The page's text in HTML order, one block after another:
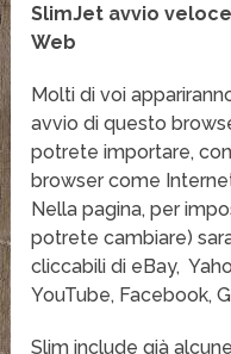
SlimJet avvio
Web
Molti di voi
avvio di questo
potrete importare,
browser come
Nella pagina, per
potrete cambiare)
cliccabili di eBay,
YouTube, Facebook,
Slim include già